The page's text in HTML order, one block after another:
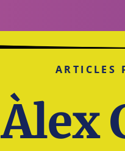
ARTICLES
Àlex